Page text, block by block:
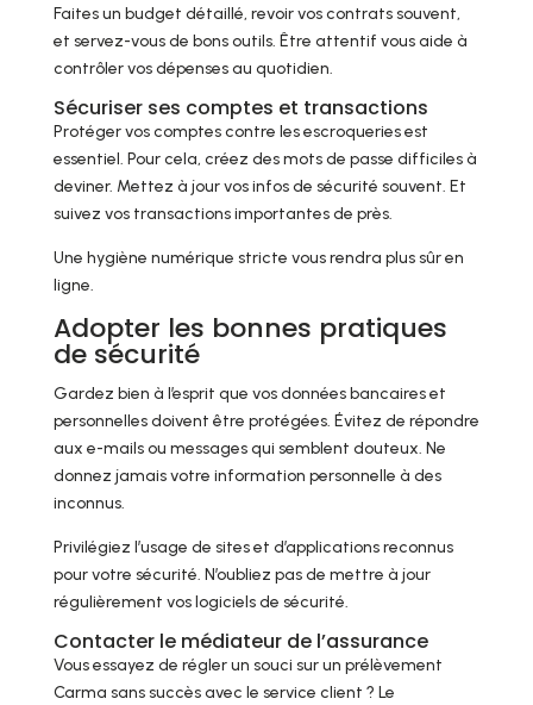
Faites un budget détaillé, revoir vos contrats souvent,
et servez-vous de bons outils. Être attentif vous aide à
contrôler vos dépenses au quotidien.
Sécuriser ses comptes et transactions
Protéger vos comptes contre les escroqueries est
essentiel. Pour cela, créez des mots de passe difficiles à
deviner. Mettez à jour vos infos de sécurité souvent. Et
suivez vos transactions importantes de près.
Une hygiène numérique stricte vous rendra plus sûr en
ligne.
Adopter les bonnes pratiques
de sécurité
Gardez bien à l’esprit que vos données bancaires et
personnelles doivent être protégées. Évitez de répondre
aux e-mails ou messages qui semblent douteux. Ne
donnez jamais votre information personnelle à des
inconnus.
Privilégiez l’usage de sites et d’applications reconnus
pour votre sécurité. N’oubliez pas de mettre à jour
régulièrement vos logiciels de sécurité.
Contacter le médiateur de l’assurance
Vous essayez de régler un souci sur un prélèvement
Carma sans succès avec le service client ? Le